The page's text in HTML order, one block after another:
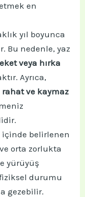
en
yıl boyunca
Bu nedenle, yaz
veya hırka
Ayrıca,
rahat ve kaymaz
içinde belirlenen
orta zorlukta
yürüyüş
durumu
gezebilir.